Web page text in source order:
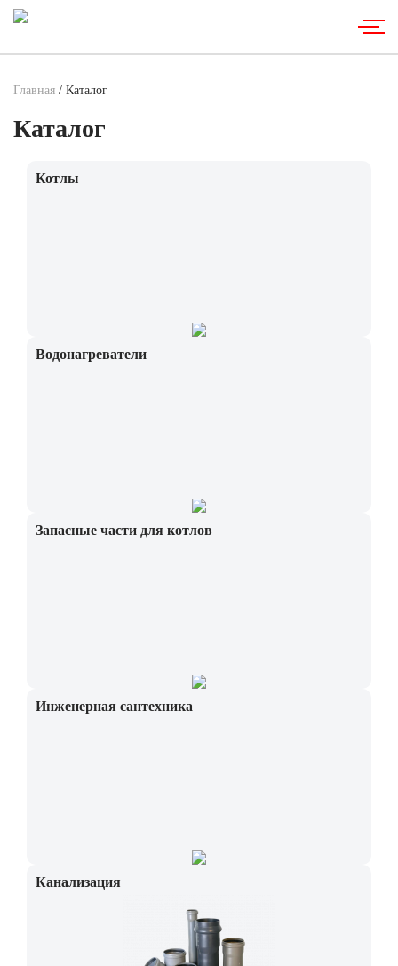
Главная / Каталог
Каталог
Котлы
Водонагреватели
Запасные части для котлов
Инженерная сантехника
Канализация